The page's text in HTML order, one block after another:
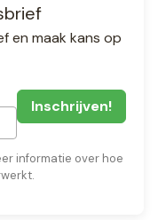
en maak kans op
informatie over hoe